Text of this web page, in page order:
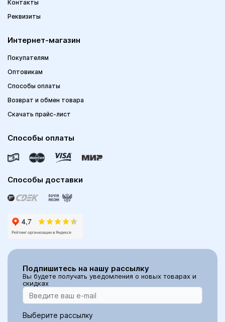
Контакты
Реквизиты
Интернет-магазин
Покупателям
Оптовикам
Способы оплаты
Возврат и обмен товара
Скачать прайс-лист
Способы оплаты
Способы доставки
Подпишитесь на нашу рассылку
Вы будете получать уведомления о новых товарах и
скидках
Выберите рассылку